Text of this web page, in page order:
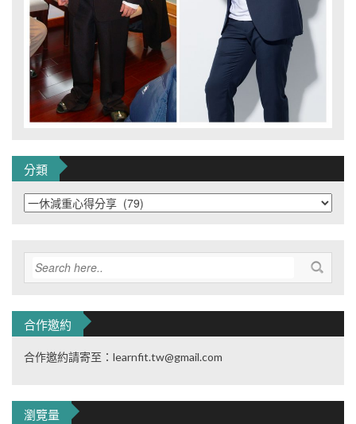
分類
分
類
合作邀約
合作邀約請寄至：learnfit.tw@gmail.com
瀏覽量